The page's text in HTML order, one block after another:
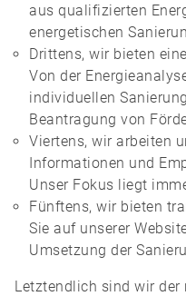
aus qualifizierten
energetischen
Drittens, wir bieten
Von der
individuellen
Beantragung von
Viertens, wir arbeiten
Informationen und
Unser Fokus liegt
Fünftens, wir bieten
Sie auf unserer
Umsetzung der
Letztendlich sind wir der